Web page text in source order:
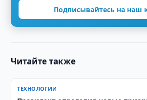
Подписывайтесь на наш
Читайте также
ТЕХНОЛОГИИ